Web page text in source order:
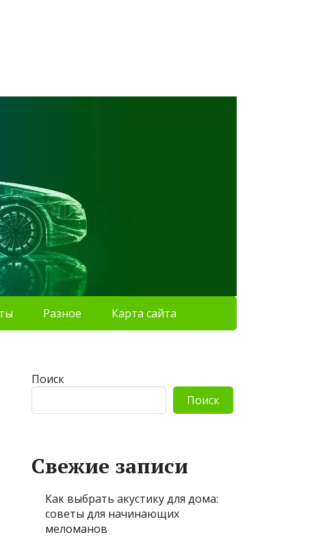
Разное Карта сайта
Поиск
Поиск
Свежие записи
Как выбрать акустику для дома:
советы для начинающих
меломанов